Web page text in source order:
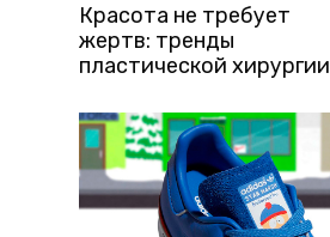
Красота не требует
жертв: тренды
пластической хирургии